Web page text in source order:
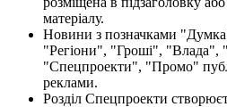
матеріалу.
Новини з позначками
"Регіони", "Гроші", "Влада",
"Спецпроекти", "Промо"
реклами.
Розділ Спецпроекти